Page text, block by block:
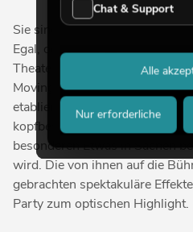
Sie sind aus der Lichttechnik
Egal, ob es sich um TV-
Theaterbühnen handelt,
Moving-Head-Spots gehören
etablierten Licht-Equipment.
kopfbewegten Scheinwerfer
besonderen Etwas in Sachen
wird. Die von ihnen auf die
gebrachten spektakuläre
Party zum optischen Highlight.
Chat & Support
Nur erforderliche
Alle